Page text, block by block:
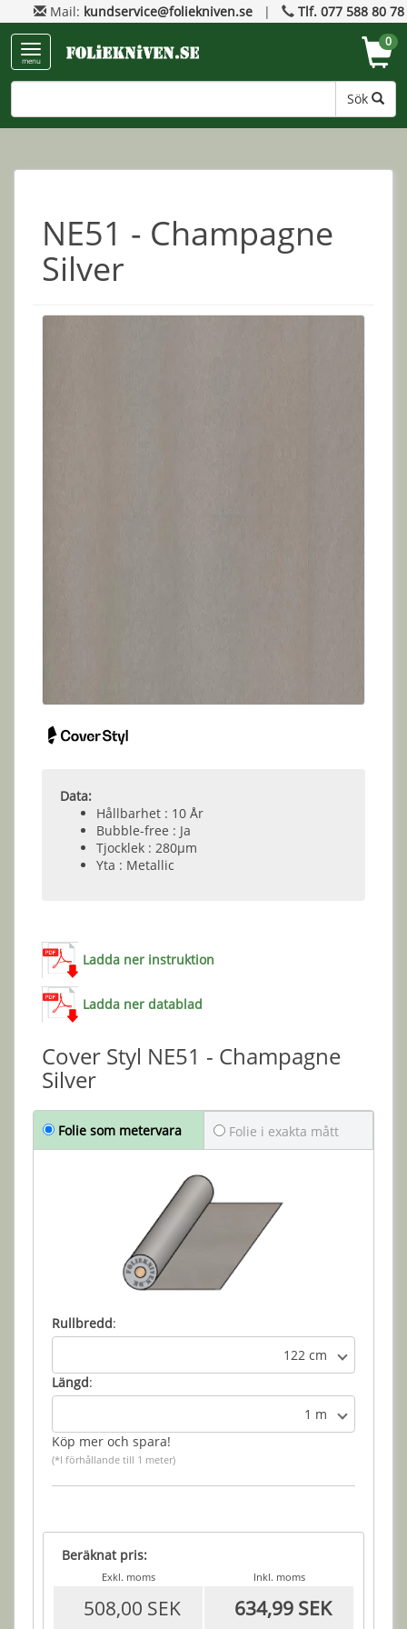
Mail: kundservice@foliekniven.se | Tlf. 077 588 80 78
menu
Sök
0
NE51 - Champagne
Silver
Data:
Hållbarhet : 10 År
Bubble-free : Ja
Tjocklek : 280µm
Yta : Metallic
Ladda ner instruktion
Ladda ner datablad
Cover Styl NE51 - Champagne
Silver
Folie som metervara Folie i exakta mått
Rullbredd:
122 cm
Längd:
1 m
Köp mer och spara!
(*I förhållande till 1 meter)
Beräknat pris:
Exkl. moms Inkl. moms
508,00 SEK 634,99 SEK